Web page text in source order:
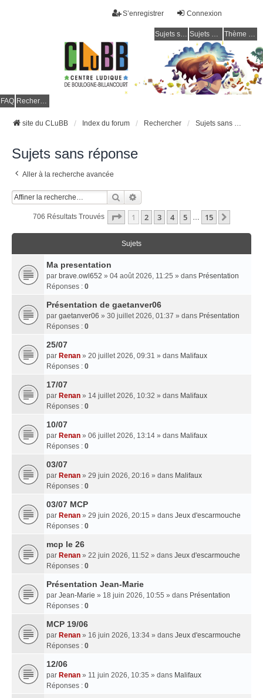
Connexion
S’enregistrer
Sujets sans réponse Sujets actifs Thème clair / foncé
FAQ Rechercher
site du CLuBB Index du forum Rechercher Sujets sans réponse
Sujets sans réponse
Aller à la recherche avancée
Rechercher
706 Résultats Trouvés Page 1Sur
1 2 3 4 5 … 15
Sujets
Ma presentation
par brave.owl652 » 04 août 2026, 11:25 » dans Présentation
Réponses : 0
Présentation de gaetanver06
par gaetanver06 » 30 juillet 2026, 01:37 » dans Présentation
Réponses : 0
25/07
par Renan » 20 juillet 2026, 09:31 » dans Malifaux
Réponses : 0
17/07
par Renan » 14 juillet 2026, 10:32 » dans Malifaux
Réponses : 0
10/07
par Renan » 06 juillet 2026, 13:14 » dans Malifaux
Réponses : 0
03/07
par Renan » 29 juin 2026, 20:16 » dans Malifaux
Réponses : 0
03/07 MCP
par Renan » 29 juin 2026, 20:15 » dans Jeux d'escarmouche
Réponses : 0
mcp le 26
par Renan » 22 juin 2026, 11:52 » dans Jeux d'escarmouche
Réponses : 0
Présentation Jean-Marie
par Jean-Marie » 18 juin 2026, 10:55 » dans Présentation
Réponses : 0
MCP 19/06
par Renan » 16 juin 2026, 13:34 » dans Jeux d'escarmouche
Réponses : 0
12/06
par Renan » 11 juin 2026, 10:35 » dans Malifaux
Réponses : 0